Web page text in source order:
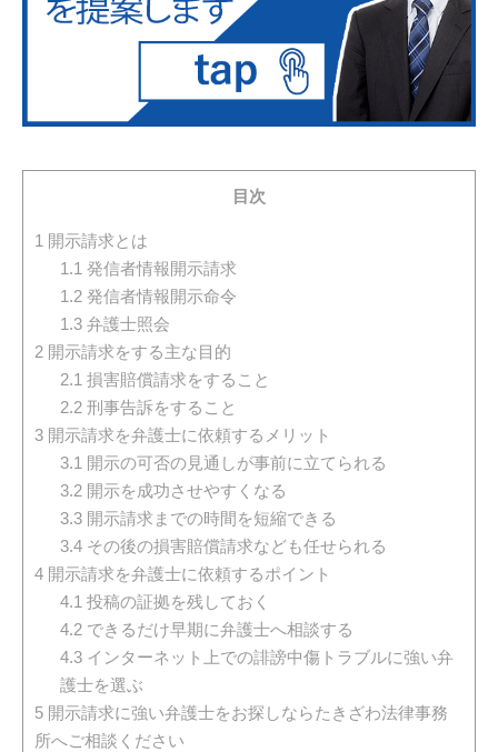
目次
1 開示請求とは
1.1 発信者情報開示請求
1.2発信者情報開示命令
1.3弁護士照会
2 開示請求をする主な目的
2.1 損害賠償請求をすること
2.2刑事告訴をすること
3 開示請求を弁護士に依頼するメリット
3.1 開示の可否の見通しが事前に立てられる
3.2開示を成功させやすくなる
3.3開示請求までの時間を短縮できる
3.4その後の損害賠償請求なども任せられる
4 開示請求を弁護士に依頼するポイント
4.1 投稿の証拠を残しておく
4.2できるだけ早期に弁護士へ相談する
4.3インターネット上での誹謗中傷トラブルに強い弁
護士を選ぶ
5 開示請求に強い弁護士をお探しならたきざわ法律事務
所へご相談ください